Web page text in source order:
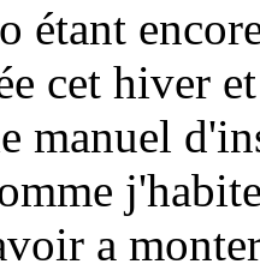
étant
cet hiver
manuel
a